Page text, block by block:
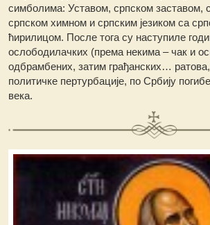
симболима: Уставом, српском заставом,
српском химном и српским језиком са
ћирилицом. После тога су наступиле
ослободилачких (према некима – чак и
одбрамбених, затим грађанских… ратова,
политичке пертурбације, по Србију
века.